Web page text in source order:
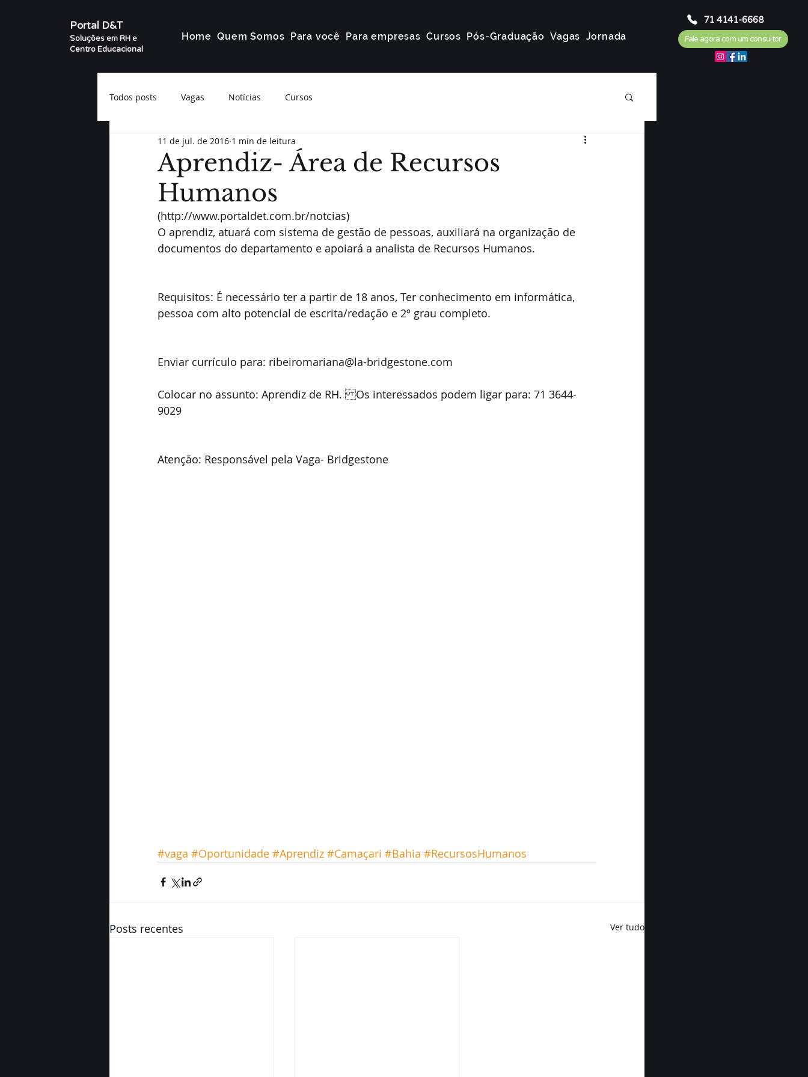
Portal D&T
Soluções em RH e
Centro Educacional
Home Quem Somos Para você Para empresas Cursos Pós-Graduação Vagas Jornada
71 4141-6668
Fale agora com um consultor
Todos posts Vagas Notícias Cursos
Aprendiz- Área de Recursos
Humanos
11 de jul. de 2016 1 min de leitura
(http://www.portaldet.com.br/notcias)
O aprendiz, atuará com sistema de gestão de pessoas, auxiliará na organização de
documentos do departamento e apoiará a analista de Recursos Humanos.
Requisitos: É necessário ter a partir de 18 anos, Ter conhecimento em informática,
pessoa com alto potencial de escrita/redação e 2º grau completo.
Enviar currículo para: ribeiromariana@la-bridgestone.com
Colocar no assunto: Aprendiz de RH. Os interessados podem ligar para: 71 3644-
9029
Atenção: Responsável pela Vaga- Bridgestone
#vaga #Oportunidade #Aprendiz #Camaçari #Bahia #RecursosHumanos
Posts recentes Ver tudo